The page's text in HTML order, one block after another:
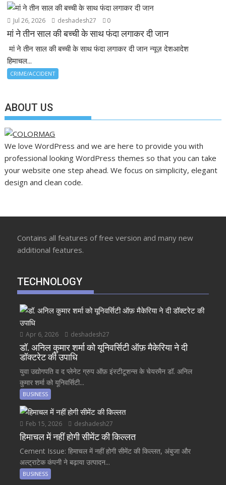
Jul 26, 2026 deshadesh27 0
मां ने तीन साल की बच्ची के साथ फंदा लगाकर दी जान
मां ने तीन साल की बच्ची के साथ फंदा लगाकर दी जान न्यूज़ देशआदेश
हिमाचल...
CRIME/ACCIDENT
ABOUT US
We love WordPress and we are here to provide you with
professional looking WordPress themes so that you can take
your website one step ahead. We focus on simplicity, elegant
design and clean code.
Contains all features of free version and many new
additional features.
TECHNOLOGY
Apr 6, 2026 deshadesh27
डॉ. अनिल कुमार शर्मा को यूनिवर्सिटी ऑफ़ मैकेरिया ने दी
डॉक्टरेट की उपाधि
युवा उद्योगपति व द प्लेनेट ग्रुप ऑफ़ इंस्टीटूशन्स के चेयरमैन डॉ. अनिल
कुमार शर्मा को यूनिवर्सिटी...
BUSINESS
Feb 15, 2026 deshadesh27
हिमाचल में नहीं होगी सीमेंट की किल्लत
Cement Issue: हिमाचल में नहीं होगी सीमेंट की किल्लत, अंबुजा और
अल्ट्राटेक कंपनी ने बढ़ाया उत्पादन...
BUSINESS